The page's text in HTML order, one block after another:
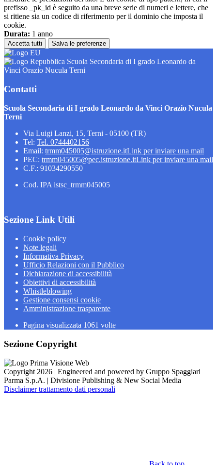
prefisso _pk_id è seguito da una breve serie di numeri e lettere, che
si ritiene sia un codice di riferimento per il dominio che imposta il
cookie.
Durata: 1 anno
Accetta tutti Salva le preferenze
Scuola Secondaria di I grado Leonardo da
Vinci Orazio Nucula Terni
Contatti
Scuola Secondaria di I grado Leonardo da Vinci Orazio Nucula
Terni
Via Luigi Lanzi, 15, Terni - 05100 (TR)
Tel: Tel. 0744402156
Email: trmm045005@istruzione.itLink per inviare una mail
PEC: trmm045005@pec.istruzione.itLink per inviare una mail
C.F.: 91034290550
Cod. IPA istsc_trmm045005
Sezione Link Utili
Cookie policy
Note legali
Informativa Privacy
Ufficio Relazioni con il Pubblico
Dichiarazione di accessibilità
Obiettivi di accessibilità
Whistleblowing
Gestione consensi cookie
Amministrazione trasparente
Pagina visualizzata 1061 volte
Sezione Copyright
Copyright 2026 | Engineered and powered by Gruppo Spaggiari
Parma S.p.A. | Divisione Publishing & New Social Media
Disclaimer trattamento dati personali